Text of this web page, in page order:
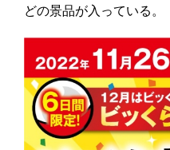
どの景品が入っている。